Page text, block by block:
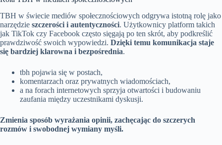
TBH w świecie mediów społecznościowych odgrywa istotną rolę jako
narzędzie szczerości i autentyczności. Użytkownicy platform takich
jak TikTok czy Facebook często sięgają po ten skrót, aby podkreślić
prawdziwość swoich wypowiedzi. Dzięki temu komunikacja staje
się bardziej klarowna i bezpośrednia.
tbh pojawia się w postach,
komentarzach oraz prywatnych wiadomościach,
a na forach internetowych sprzyja otwartości i budowaniu
zaufania między uczestnikami dyskusji.
Zmienia sposób wyrażania opinii, zachęcając do szczerych
rozmów i swobodnej wymiany myśli.